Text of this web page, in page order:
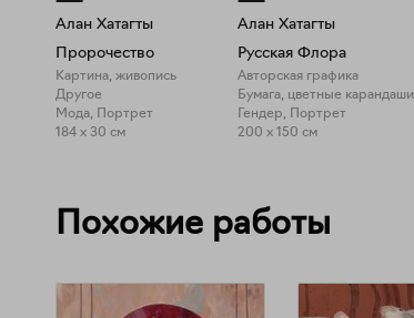
Алан Хатагты
Пророчество
Картина, живопись
Другое
Мода, Портрет
184 x 30 см
Алан Хатагты
Русская Флора
Авторская графика
Бумага, цветные карандаши
Гендер, Портрет
200 x 150 см
Похожие работы